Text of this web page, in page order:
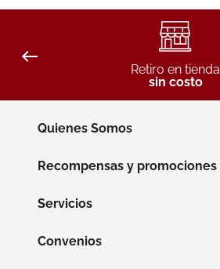
Retiro en tienda
sin costo
Quienes Somos
Recompensas y promociones
Servicios
Convenios